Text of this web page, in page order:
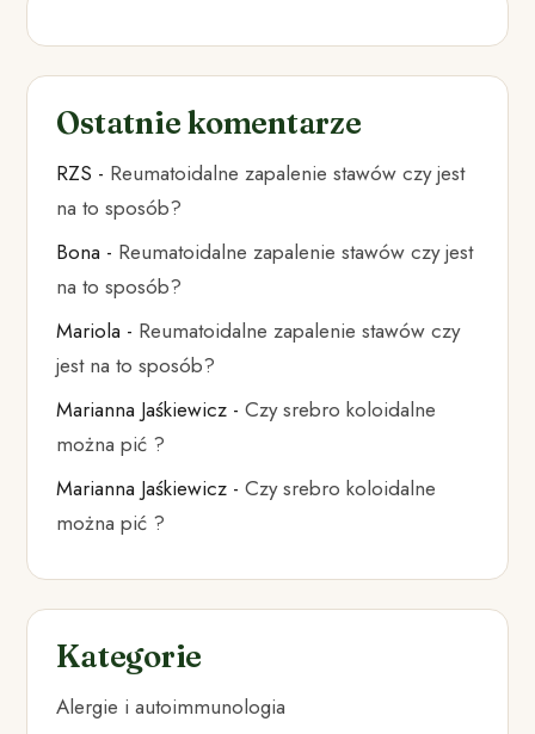
Ostatnie komentarze
RZS - Reumatoidalne zapalenie stawów czy jest
na to sposób?
Bona - Reumatoidalne zapalenie stawów czy jest
na to sposób?
Mariola - Reumatoidalne zapalenie stawów czy
jest na to sposób?
Marianna Jaśkiewicz -Czy srebro koloidalne
można pić ?
Marianna Jaśkiewicz -Czy srebro koloidalne
można pić ?
Kategorie
Alergie i autoimmunologia